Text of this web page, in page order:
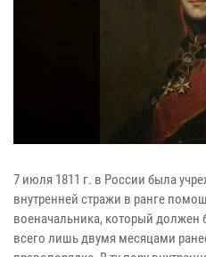
7 июля 1811 г. в России была
внутренней стражи в ранге
военачальника, который должен
всего лишь двумя месяцами